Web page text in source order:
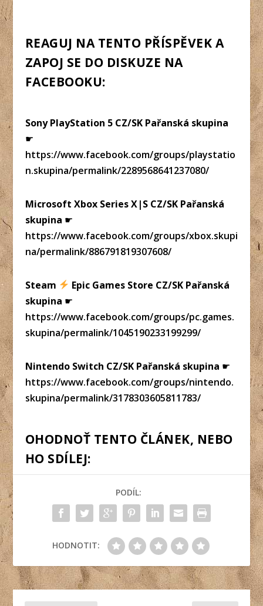
REAGUJ NA TENTO PŘÍSPĚVEK A
ZAPOJ SE DO DISKUZE NA
FACEBOOKU:
Sony PlayStation 5 CZ/SK Pařanská skupina
☛
https://www.facebook.com/groups/playstatio
n.skupina/permalink/2289568641237080/
Microsoft Xbox Series X|S CZ/SK Pařanská
skupina ☛
https://www.facebook.com/groups/xbox.skupi
na/permalink/886791819307608/
Steam
Epic Games Store CZ/SK Pařanská
skupina ☛
https://www.facebook.com/groups/pc.games.
skupina/permalink/1045190233199299/
Nintendo Switch CZ/SK Pařanská skupina ☛
https://www.facebook.com/groups/nintendo.
skupina/permalink/3178303605811783/
OHODNOŤ TENTO ČLÁNEK, NEBO
HO SDÍLEJ:
PODÍL:
HODNOTIT: